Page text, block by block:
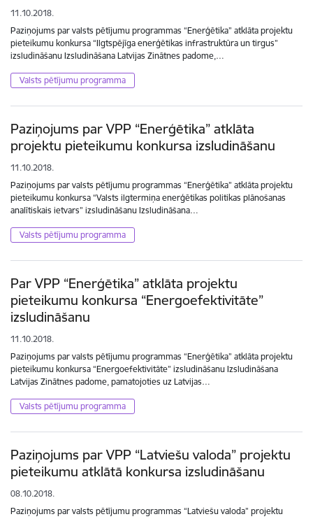
11.10.2018.
Paziņojums par valsts pētījumu programmas “Enerģētika” atklāta projektu
pieteikumu konkursa “Ilgtspējīga enerģētikas infrastruktūra un tirgus”
izsludināšanu Izsludināšana Latvijas Zinātnes padome,…
Valsts pētījumu programma
Paziņojums par VPP “Enerģētika” atklāta
projektu pieteikumu konkursa izsludināšanu
11.10.2018.
Paziņojums par valsts pētījumu programmas “Enerģētika” atklāta projektu
pieteikumu konkursa “Valsts ilgtermiņa enerģētikas politikas plānošanas
analītiskais ietvars” izsludināšanu Izsludināšana…
Valsts pētījumu programma
Par VPP “Enerģētika” atklāta projektu
pieteikumu konkursa “Energoefektivitāte”
izsludināšanu
11.10.2018.
Paziņojums par valsts pētījumu programmas “Enerģētika” atklāta projektu
pieteikumu konkursa “Energoefektivitāte” izsludināšanu Izsludināšana
Latvijas Zinātnes padome, pamatojoties uz Latvijas…
Valsts pētījumu programma
Paziņojums par VPP “Latviešu valoda” projektu
pieteikumu atklātā konkursa izsludināšanu
08.10.2018.
Paziņojums par valsts pētījumu programmas “Latviešu valoda” projektu